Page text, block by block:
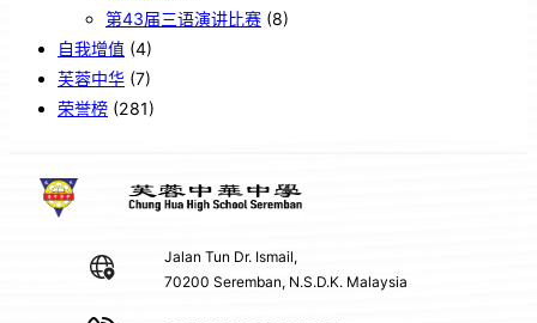
第43届三语演讲比赛 (8)
自我增值 (4)
芙蓉中华 (7)
荣誉榜 (281)
Jalan Tun Dr. Ismail,
70200 Seremban, N.S.D.K. Malaysia